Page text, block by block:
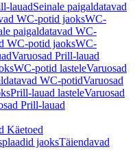
lauadSeinale paigaldatavad
WC-potid jaoksWC-
paigaldatavad WC-
WC-potid jaoksWC-
Varuosad Prill-lauad
WC-potid lasteleVaruosad
WC-potidVaruosad
Prill-lauad lasteleVaruosad
Prill-lauad
Käetoed
jaoksTäiendavad